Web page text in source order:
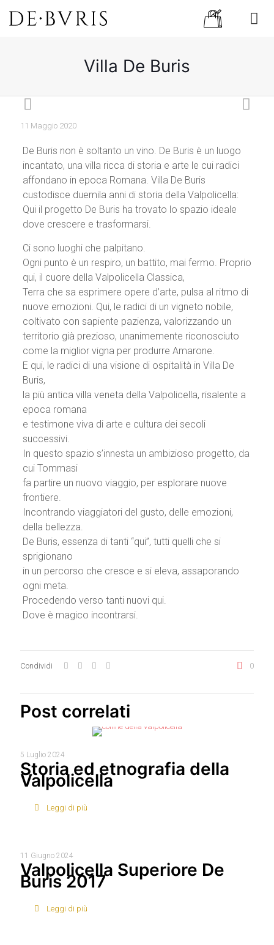
Villa De Buris
11 Maggio 2020
De Buris non è soltanto un vino. De Buris è un luogo
incantato, una villa ricca di storia e arte le cui radici
affondano in epoca Romana. Villa De Buris
custodisce duemila anni di storia della Valpolicella:
Qui il progetto De Buris ha trovato lo spazio ideale
dove crescere e trasformarsi.
Ci sono luoghi che palpitano.
Ogni punto è un respiro, un battito, mai fermo. Proprio
qui, il cuore della Valpolicella Classica,
Terra che sa esprimere opere d’arte, pulsa al ritmo di
nuove emozioni. Qui, le radici di un vigneto nobile,
coltivato con sapiente pazienza, valorizzando un
territorio già prezioso, unanimemente riconosciuto
come la miglior vigna per produrre Amarone.
E qui, le radici di una visione di ospitalità in Villa De
Buris,
la più antica villa veneta della Valpolicella, risalente a
epoca romana
e testimone viva di arte e cultura dei secoli
successivi.
In questo spazio s’innesta un ambizioso progetto, da
cui Tommasi
fa partire un nuovo viaggio, per esplorare nuove
frontiere.
Incontrando viaggiatori del gusto, delle emozioni,
della bellezza.
De Buris, essenza di tanti “qui”, tutti quelli che si
sprigionano
in un percorso che cresce e si eleva, assaporando
ogni meta.
Procedendo verso tanti nuovi qui.
Dove è magico incontrarsi.
Condividi 0
Post correlati
5 Luglio 2024
Storia ed etnografia della
Valpolicella
Leggi di più
11 Giugno 2024
Valpolicella Superiore De
Buris 2017
Leggi di più